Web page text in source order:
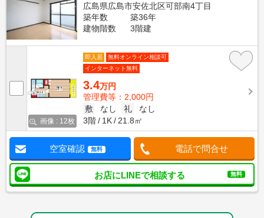
広島県広島市安佐北区可部南4丁目
築年数
築36年
建物階数
3階建
画像 : 12枚
即入居
無料オンライン相談可
インターネット無料
3.4万円
管理費等：2,000円
敷
なし 礼
なし
3階
1K 21.8㎡
空室確認 無料 電話で問合せ
お店にLINEで相談する 無料